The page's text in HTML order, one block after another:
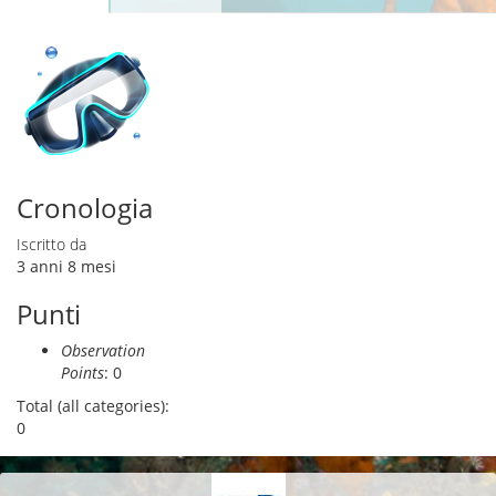
attiva)
Cronologia
Iscritto da
3 anni 8 mesi
Punti
Observation
Points: 0
Total (all categories):
0